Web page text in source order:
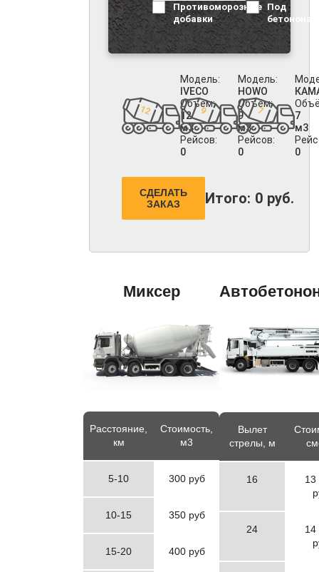
Противоморозные
добавки
Под
Модель:
IVECO
Объём:
12
м3
Рейсов:
0
Модель:
HOWO
Объём:
9
м3
Рейсов:
0
7
м3
0
Итого: 0 руб.
СДЕЛАТЬ
ЗАКАЗ
Миксер
Расстояние,
км
Стоимость,
м3
5-10 300 руб
10-15 350 руб
15-20 400 руб
Вылет
стрелы, м
16
13
24
14